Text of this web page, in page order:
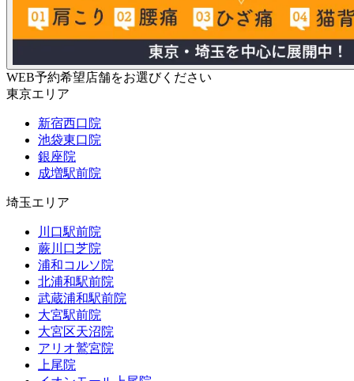
WEB予約希望店舗をお選びください
東京エリア
新宿西口院
池袋東口院
銀座院
成増駅前院
埼玉エリア
川口駅前院
蕨川口芝院
浦和コルソ院
北浦和駅前院
武蔵浦和駅前院
大宮駅前院
大宮区天沼院
アリオ鷲宮院
上尾院